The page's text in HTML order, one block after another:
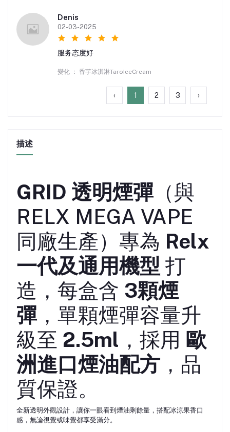
Denis
02-03-2025
服务态度好
變化 ： 香芋冰淇淋TaroIceCream
‹ 1 2 3 ›
描述
GRID 透明煙彈 （與
RELX MEGA VAPE
同廠生產）專為 Relx
一代及通用機型 打
造，每盒含 3顆煙
彈 ，單顆煙彈容量升
級至 2.5ml ，採用 歐
洲進口煙油配方 ，品
質保證。
全新透明外觀設計，讓你一眼看到煙油剩餘量，搭配冰涼果香口
感，無論視覺或味覺都享受滿分。